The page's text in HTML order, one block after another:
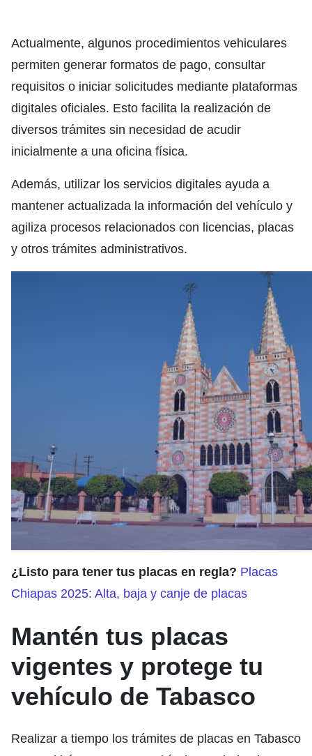
Actualmente, algunos procedimientos vehiculares
permiten generar formatos de pago, consultar
requisitos o iniciar solicitudes mediante plataformas
digitales oficiales. Esto facilita la realización de
diversos trámites sin necesidad de acudir
inicialmente a una oficina física.
Además, utilizar los servicios digitales ayuda a
mantener actualizada la información del vehículo y
agiliza procesos relacionados con licencias, placas
y otros trámites administrativos.
¿Listo para tener tus placas en regla? Placas
Chiapas 2025: Alta, baja y canje de placas
Mantén tus placas
vigentes y protege tu
vehículo de Tabasco
Realizar a tiempo los trámites de placas en Tabasco